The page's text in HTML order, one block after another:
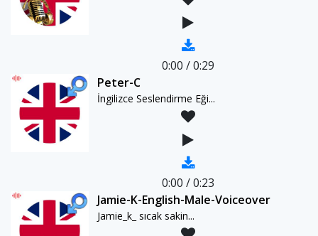
0:00 /0:29
Peter-C
İngilizce Seslendirme Eği...
0:00 /0:23
Jamie-K-English-Male-Voiceover
Jamie_k_ sıcak sakin...